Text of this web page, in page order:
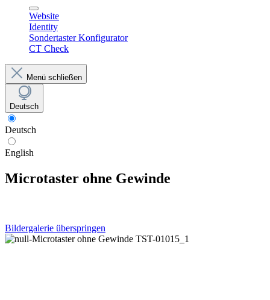
Website
Identity
Sondertaster Konfigurator
CT Check
Menü schließen
Deutsch
Deutsch
English
Microtaster ohne Gewinde
Bildergalerie überspringen